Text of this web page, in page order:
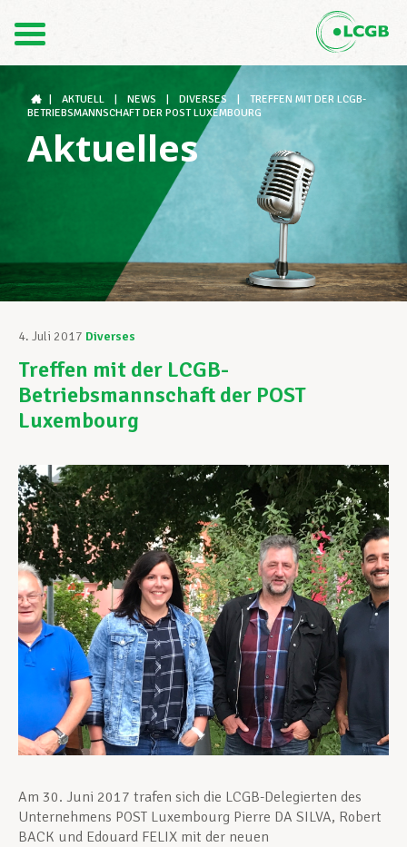
FR
Der LCGB
Gewerkschaftsstrukturen
Unterstützung im Arbeitsalltag
Ihre Rechte
Berufliche Weiterentwicklung
Mitglied werden
Aktuell
AKTUELL NEWS DIVERSES
TREFFEN MIT DER LCGB-
BETRIEBSMANNSCHAFT DER POST LUXEMBOURG
Aktuelles
4. Juli 2017 Diverses
Treffen mit der LCGB-
Betriebsmannschaft der POST
Luxembourg
Am 30. Juni 2017 trafen sich die LCGB-Delegierten des
Unternehmens POST Luxembourg Pierre DA SILVA, Robert
BACK und Edouard FELIX mit der neuen